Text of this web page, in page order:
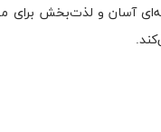
آسان و لذت‌بخش برای